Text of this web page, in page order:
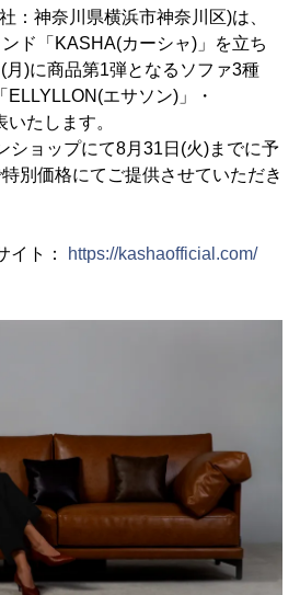
：神奈川県横浜市神奈川区)は、
ド「KASHA(カーシャ)」を立ち
月)に商品第1弾となるソファ3種
ELLYLLON(エサソン)」・
いたします。
ショップにて8月31日(火)までに予
別価格にてご提供させていただき
イト： https://kashaofficial.com/